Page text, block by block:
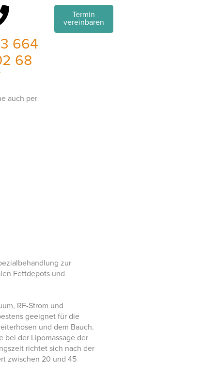
664
68
auch per
Termin
vereinbaren
zur
Fettdepots und
RF-Strom und
geeignet für die
und dem Bauch.
bei der Lipomassage der
richtet sich nach der
zwischen 20 und 45